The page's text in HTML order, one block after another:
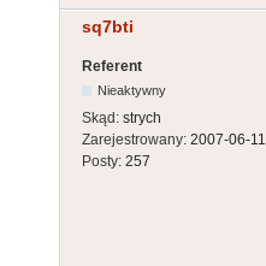
sq7bti
Referent
Nieaktywny
Skąd: strych
Zarejestrowany: 2007-06-11
Posty: 257